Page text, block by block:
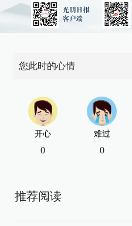
您此时的心情
开心
0
难过
0
推荐阅读